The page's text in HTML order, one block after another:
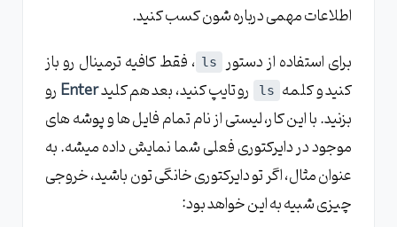
اطلاعات مهمی درباره شون کسب کنید.
برای استفاده از دستور ls ، فقط کافیه ترمینال رو باز
کنید و کلمه ls رو تایپ کنید، بعد هم کلیدEnter رو
بزنید. با این کار، لیستی از نام تمام فایل ها و پوشه های
موجود در دایرکتوری فعلی شما نمایش داده میشه. به
عنوان مثال، اگر تو دایرکتوری خانگی تون باشید، خروجی
چیزی شبیه به این خواهد بود: